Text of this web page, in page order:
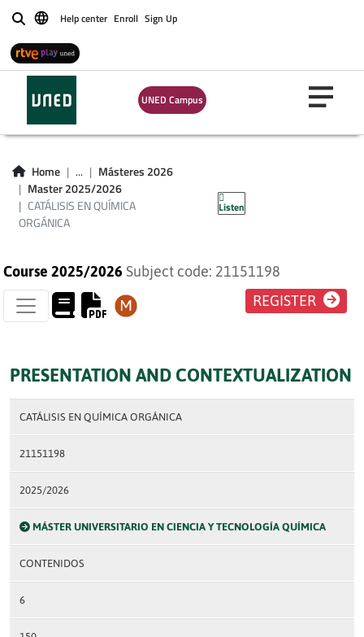
BuscarHelp center Enroll Sign Up
UNED Campus
Home ...
Másteres 2026
Master 2025/2026
CATÁLISIS EN QUÍMICA
ORGÁNICA
Listen
CATÁLISIS EN
QUÍMICA ORGÁNICA
Course 2025/2026 Subject code: 21151198
REGISTER
PRESENTATION AND CONTEXTUALIZATION
CATÁLISIS EN QUÍMICA ORGÁNICA
21151198
2025/2026
MÁSTER UNIVERSITARIO EN CIENCIA Y TECNOLOGÍA QUÍMICA
CONTENIDOS
6